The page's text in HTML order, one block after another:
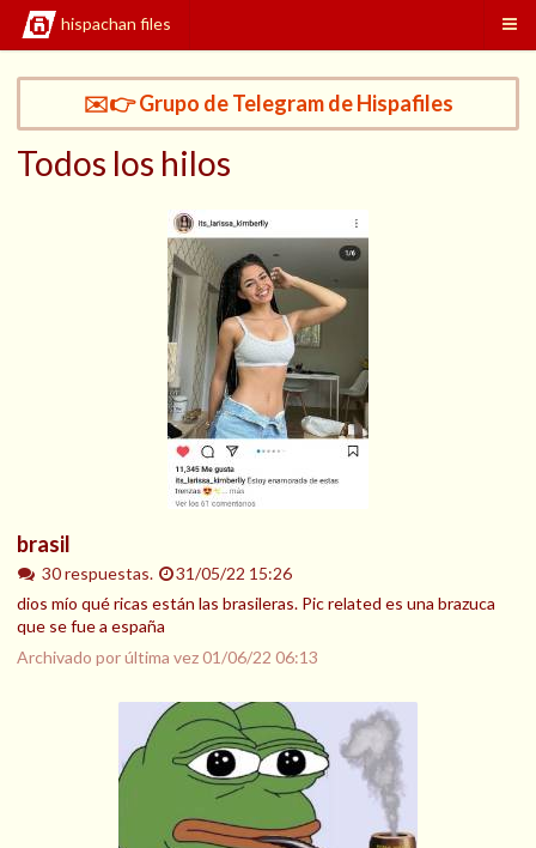
hispachan files
✉️👉 Grupo de Telegram de Hispafiles
Todos los hilos
brasil
30 respuestas.
31/05/22 15:26
dios mío qué ricas están las brasileras. Pic related es una brazuca
que se fue a españa
Archivado por última vez01/06/22 06:13